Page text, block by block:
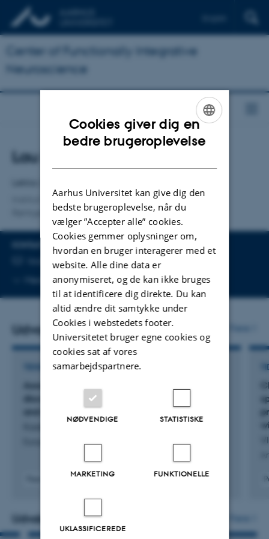
Center of Functionally Integrative
Neuroscience
Lau Brix
Titel
Primær tilknytning
Institut for Klinisk Medicin
Røntgen og Skanning, HEM
KONTAKTINFO
laubrix@clin.au.dk
Kopier
mailadresse
Viborg
Udvalgte publikationer
Association of left ventricular mass with
discordant stress cardiac magnetic resonance
and coronary angiography
TIDSSKRIFTARTIKEL
Peer-reviewed
version
attached
Udvalgte aktiviteter
ENGLISH
Cookies giver dig en
bedre brugeroplevelse
Aarhus Universitet kan give dig den
bedste brugeroplevelse, når du
vælger ”Accepter alle” cookies.
Cookies gemmer oplysninger om,
hvordan en bruger interagerer med et
website. Alle dine data er
anonymiseret, og de kan ikke bruges
til at identificere dig direkte. Du kan
altid ændre dit samtykke under
Cookies i webstedets footer.
Universitetet bruger egne cookies og
cookies sat af vores
samarbejdspartnere.
NØDVENDIGE STATISTISKE
MARKETING FUNKTIONELLE
UKLASSIFICEREDE